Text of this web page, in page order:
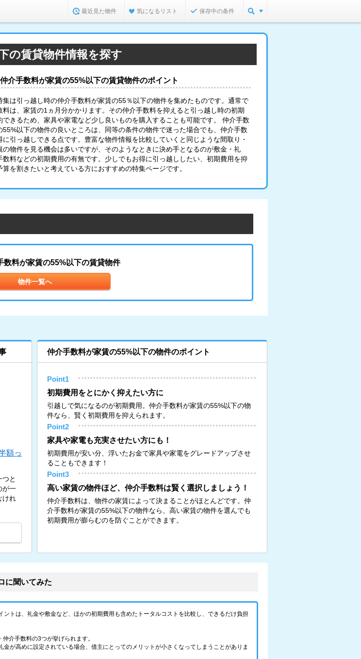
最近見た物件 気になるリスト 保存中の条件
の賃貸物件情報を探す
介手数料が家賃の55%以下の賃貸物件のポイント
集は引っ越し時の仲介手数料が家賃の55％以下の物件を集めたものです。通常で
料は、家賃の1ヵ月分かかります。その仲介手数料を抑えると引っ越し時の初期
できるため、家具や家電など少し良いものを購入することも可能です。 仲介手数
55%以下の物件の良いところは、同等の条件の物件で迷った場合でも、仲介手数
に引っ越しできる点です。豊富な物件情報を比較していくと同じような間取り・
の物件を見る機会は多いですが、そのようなときに決め手となるのが敷金・礼
数料などの初期費用の有無です。少しでもお得に引っ越ししたい、初期費用を抑
算を割きたいと考えている方におすすめの特集ページです。
数料が家賃の55%以下の賃貸物件
物件一覧へ
額っ
と
が一
けれ
仲介手数料が家賃の55%以下の物件のポイント
Point1
初期費用をとにかく抑えたい方に
引越しで気になるのが初期費用。仲介手数料が家賃の55%以下の物
件なら、賢く初期費用を抑えられます。
Point2
家具や家電も充実させたい方にも！
初期費用が安い分、浮いたお金で家具や家電をグレードアップさせ
ることもできます！
Point3
高い家賃の物件ほど、仲介手数料は賢く選択しましょう！
仲介手数料は、物件の家賃によって決まることがほとんどです。仲
介手数料が家賃の55%以下の物件なら、高い家賃の物件を選んでも
初期費用が膨らむのを防ぐことができます。
に聞いてみた
トは、礼金や敷金など、ほかの初期費用も含めたトータルコストを比較し、できるだけ負担
介手数料の3つが挙げられます。
が高めに設定されている場合、借主にとってのメリットが小さくなってしまうことがありま